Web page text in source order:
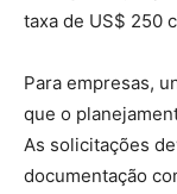
taxa de US$ 250
Para empresas,
que o
As solicitações
documentação